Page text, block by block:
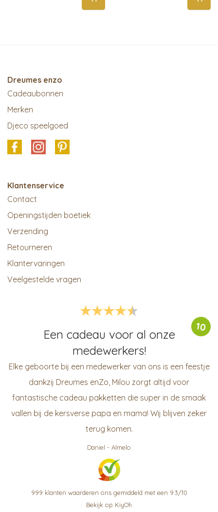
Dreumes enzo
Cadeaubonnen
Merken
Djeco speelgoed
Klantenservice
Contact
Openingstijden boetiek
Verzending
Retourneren
Klantervaringen
Veelgestelde vragen
10
Een cadeau voor al onze
medewerkers!
Elke geboorte bij een medewerker van ons is een feestje
dankzij Dreumes enZo, Milou zorgt altijd voor
fantastische cadeau pakketten die super in de smaak
vallen bij de kersverse papa en mama! Wij blijven zeker
terug komen.
Daniel - Almelo
999 klanten waarderen ons gemiddeld met een 9.3/10
Bekijk op KiyOh